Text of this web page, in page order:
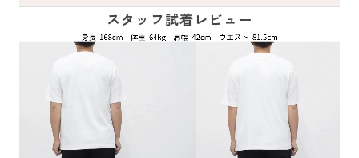
スタッフ試着レビュー